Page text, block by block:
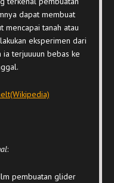
dapat membuat
mencapai tanah atau
eksperimen dari
terjuuuun bebas ke
:
pembuatan glider